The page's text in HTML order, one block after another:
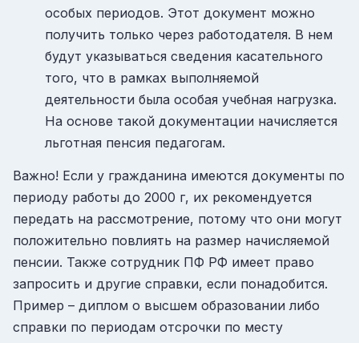
особых периодов. Этот документ можно
получить только через работодателя. В нем
будут указываться сведения касательного
того, что в рамках выполняемой
деятельности была особая учебная нагрузка.
На основе такой документации начисляется
льготная пенсия педагогам.
Важно! Если у гражданина имеются документы по
периоду работы до 2000 г, их рекомендуется
передать на рассмотрение, потому что они могут
положительно повлиять на размер начисляемой
пенсии. Также сотрудник ПФ РФ имеет право
запросить и другие справки, если понадобится.
Пример – диплом о высшем образовании либо
справки по периодам отсрочки по месту